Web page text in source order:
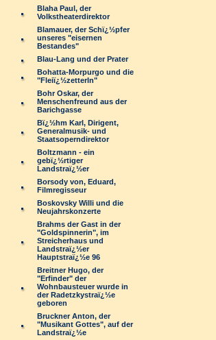
Blaha Paul, der
Volkstheaterdirektor
Blamauer, der Schï¿½pfer
unseres "eisernen
Bestandes"
Blau-Lang und der Prater
Bohatta-Morpurgo und die
"Fleiï¿½zetterln"
Bohr Oskar, der
Menschenfreund aus der
Barichgasse
Bï¿½hm Karl, Dirigent,
Generalmusik- und
Staatsoperndirektor
Boltzmann - ein
gebï¿½rtiger
Landstraï¿½er
Borsody von, Eduard,
Filmregisseur
Boskovsky Willi und die
Neujahrskonzerte
Brahms der Gast in der
"Goldspinnerin", im
Streicherhaus und
Landstraï¿½er
Hauptstraï¿½e 96
Breitner Hugo, der
"Erfinder" der
Wohnbausteuer wurde in
der Radetzkystraï¿½e
geboren
Bruckner Anton, der
"Musikant Gottes", auf der
Landstraï¿½e